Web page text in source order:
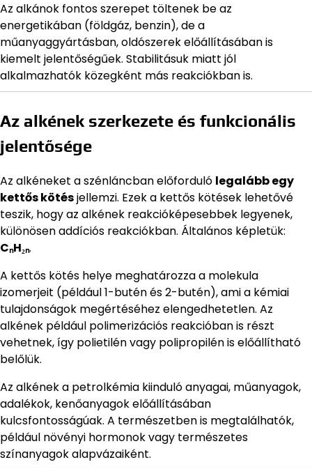
Az alkánok fontos szerepet töltenek be az
energetikában (földgáz, benzin), de a
műanyaggyártásban, oldószerek előállításában is
kiemelt jelentőségűek. Stabilitásuk miatt jól
alkalmazhatók közegként más reakciókban is.
Az alkének szerkezete és funkcionális
jelentősége
Az alkéneket a szénláncban előforduló legalább egy
kettős kötésjellemzi. Ezek a kettős kötések lehetővé
teszik, hogy az alkének reakcióképesebbek legyenek,
különösen addíciós reakciókban. Általános képletük:
CₙH₂ₙ.
A kettős kötés helye meghatározza a molekula
izomerjeit (például 1-butén és 2-butén), ami a kémiai
tulajdonságok megértéséhez elengedhetetlen. Az
alkének például polimerizációs reakcióban is részt
vehetnek, így polietilén vagy polipropilén is előállítható
belőlük.
Az alkének a petrolkémia kiinduló anyagai, műanyagok,
adalékok, kenőanyagok előállításában
kulcsfontosságúak. A természetben is megtalálhatók,
például növényi hormonok vagy természetes
színanyagok alapvázaiként.